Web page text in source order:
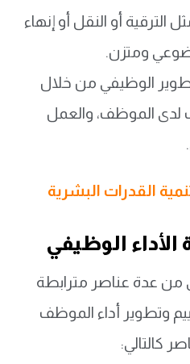
الترقية أو النقل أو إنهاء
ومتزن.
الوظيفي من خلال
لدى الموظف، والعمل
القدرات البشرية
الأداء الوظيفي
من عدة عناصر مترابطة
وتطوير أداء الموظف
كالتالي: